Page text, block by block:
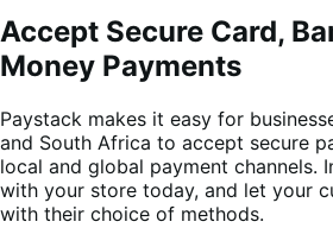
Accept Secure Card,
Money Payments
Paystack makes it easy for
and South Africa to accept secure
local and global payment channels.
with your store today, and let your
with their choice of methods.